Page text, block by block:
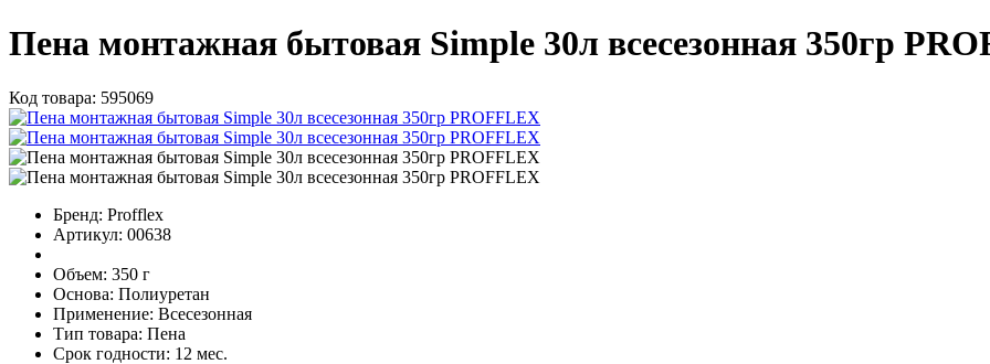
Пена монтажная бытовая Simple 30л всесезонная 350гр
Код товара: 595069
Бренд: Profflex
Артикул: 00638
Объем: 350 г
Основа: Полиуретан
Применение: Всесезонная
Тип товара: Пена
Срок годности: 12 мес.